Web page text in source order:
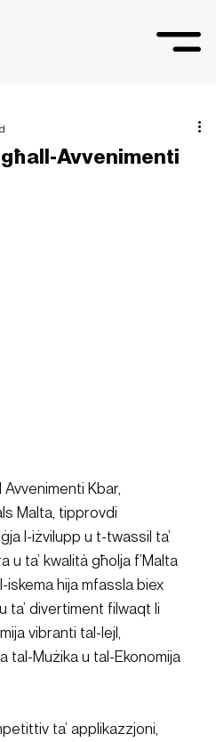
Avvenimenti
Kbar,
Malta, tipprovdi
l-iżvilupp u t-twassil ta’
u ta’ kwalità għolja f’Malta
hija mfassla biex
ta’ divertiment filwaqt li
vibranti tal-lejl,
tal-Mużika u tal-Ekonomija
ta’ applikazzjoni,